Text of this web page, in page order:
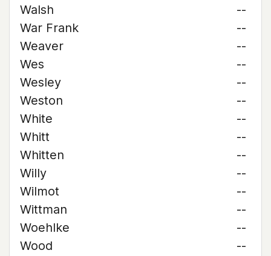
Walsh
--
War Frank
--
Weaver
--
Wes
--
Wesley
--
Weston
--
White
--
Whitt
--
Whitten
--
Willy
--
Wilmot
--
Wittman
--
Woehlke
--
Wood
--